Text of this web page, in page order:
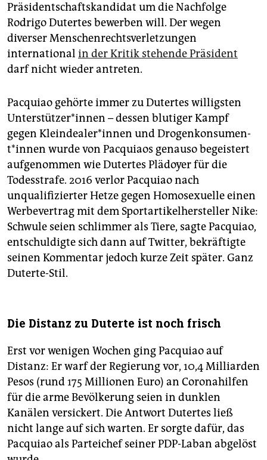
Präsidentschaftskandidat um die Nachfolge
Rodrigo Dutertes bewerben will. Der wegen
diverser Menschenrechtsverletzungen
international in der Kritik stehende Präsident
darf nicht wieder antreten.
Pacquiao gehörte immer zu Dutertes willigsten
Un­ter­stüt­ze­r*in­nen – dessen blutiger Kampf
gegen Klein­dea­le­r*in­nen und Dro­gen­kon­su­men­
t*in­nen wurde von Pacquiaos genauso begeistert
aufgenommen wie Dutertes Plädoyer für die
Todesstrafe. 2016 verlor Pacquiao nach
unqualifizierter Hetze gegen Homosexuelle einen
Werbevertrag mit dem Sportartikelhersteller Nike:
Schwule seien schlimmer als Tiere, sagte Pacquiao,
entschuldigte sich dann auf Twitter, bekräftigte
seinen Kommentar jedoch kurze Zeit später. Ganz
Duterte-Stil.
Die Distanz zu Duterte ist noch frisch
Erst vor wenigen Wochen ging Pacquiao auf
Distanz: Er warf der Regierung vor, 10,4 Mil­liar­den
Pesos (rund 175 Millionen Euro) an Coronahilfen
für die arme Bevölkerung seien in dunklen
Kanälen versickert. Die Antwort Dutertes ließ
nicht lange auf sich warten. Er sorgte dafür, das
Pacquiao als Parteichef seiner PDP-Laban abgelöst